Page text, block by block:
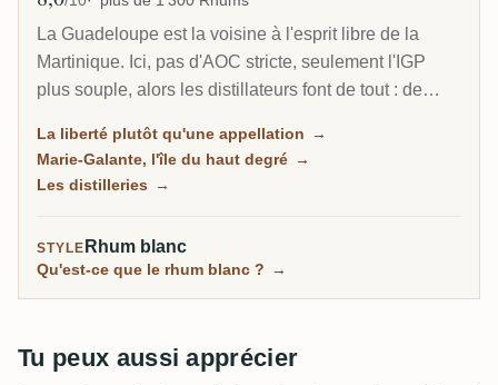
La Guadeloupe est la voisine à l'esprit libre de la
Martinique. Ici, pas d'AOC stricte, seulement l'IGP
plus souple, alors les distillateurs font de tout : de
mélasse plus riche, et sur la petite île de Marie-
Galante, certains des rhums les plus puissants des
La liberté plutôt qu'une appellation →
Marie-Galante, l'île du haut degré →
Les distilleries →
STYLE Rhum blanc
Qu'est-ce que le rhum blanc ? →
Tu peux aussi apprécier